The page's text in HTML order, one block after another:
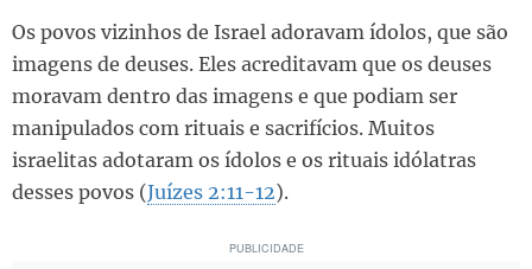
Os povos vizinhos de Israel adoravam ídolos, que são
imagens de deuses. Eles acreditavam que os deuses
moravam dentro das imagens e que podiam ser
manipulados com rituais e sacrifícios. Muitos
israelitas adotaram os ídolos e os rituais idólatras
desses povos (Juízes 2:11-12).